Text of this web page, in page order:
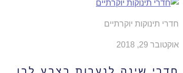
חדרי תינוקות יוקרתיים
אוקטובר 29, 2018